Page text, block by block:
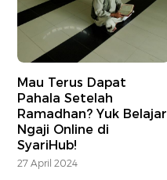
Mau Terus Dapat
Pahala Setelah
Ramadhan? Yuk Belajar
Ngaji Online di
SyariHub!
27 April 2024